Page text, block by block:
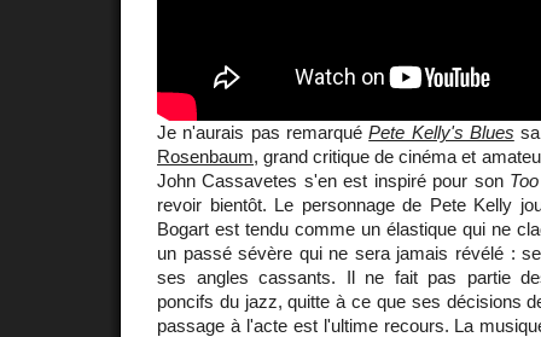
Je n'aurais pas remarquéPete Kelly's Blues
Rosenbaum, grand critique de cinéma et
John Cassavetes s'en est inspiré pour son
revoir bientôt. Le personnage de Pete Kelly
Bogart est tendu comme un élastique qui ne
un passé sévère qui ne sera jamais révélé :
ses angles cassants. Il ne fait pas partie
poncifs du jazz, quitte à ce que ses décisions
passage à l'acte est l'ultime recours. La